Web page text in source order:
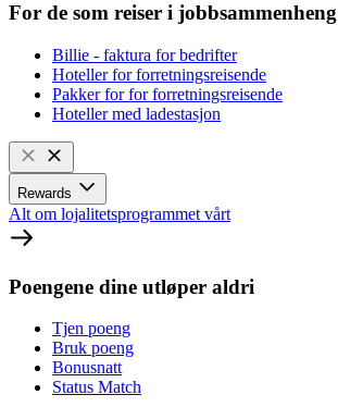
For de som reiser i jobbsammenheng
Billie - faktura for bedrifter
Hoteller for forretningsreisende
Pakker for for forretningsreisende
Hoteller med ladestasjon
Rewards
Alt om lojalitetsprogrammet vårt
Poengene dine utløper aldri
Tjen poeng
Bruk poeng
Bonusnatt
Status Match